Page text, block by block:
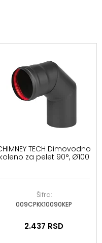
TECH Dimovodno
koleno za pelet 90°, Ø100
Šifra:
009CPKK10090KEP
2.437 RSD